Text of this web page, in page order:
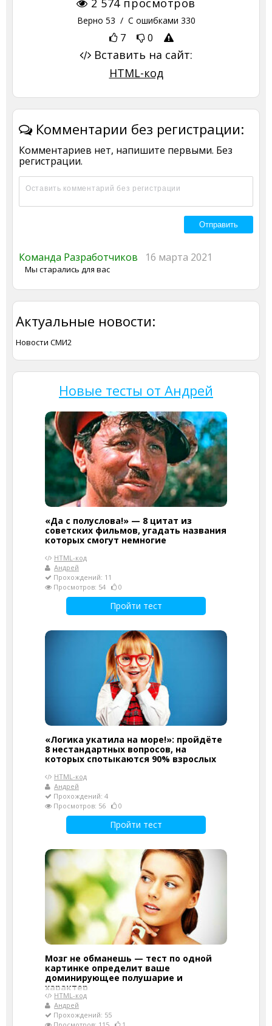
Верно 53 / С ошибками 330
7 0
Вставить на сайт:
HTML-код
Комментарии без регистрации:
Комментариев нет, напишите первыми. Без
регистрации.
Команда Разработчиков 16 марта 2021
Мы старались для вас
Актуальные новости:
Новости СМИ2
Новые тесты от Андрей
«Да с полуслова!» — 8 цитат из
советских фильмов, угадать названия
которых смогут немногие
HTML-код
Андрей
Прохождений: 11
Просмотров: 54
0
Пройти тест
«Логика укатила на море!»: пройдёте
8 нестандартных вопросов, на
которых спотыкаются 90% взрослых
HTML-код
Андрей
Прохождений: 4
Просмотров: 56
0
Пройти тест
Мозг не обманешь — тест по одной
картинке определит ваше
доминирующее полушарие и
характер
HTML-код
Андрей
Прохождений: 55